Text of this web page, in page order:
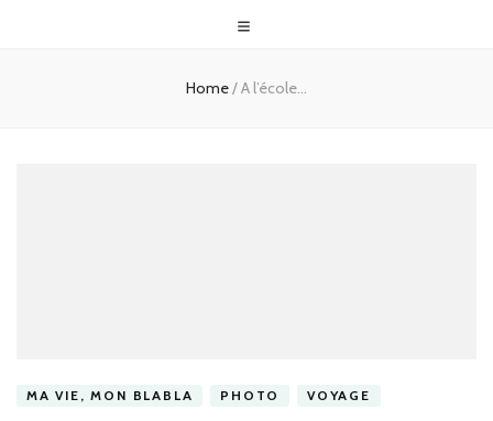
Home/A l’école…
MA VIE, MON BLABLA PHOTO VOYAGE